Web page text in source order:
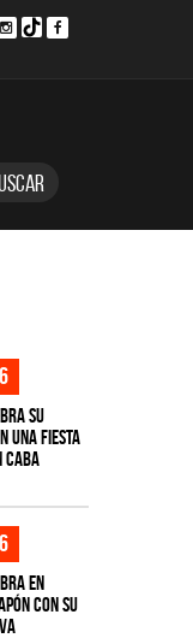
su
una fiesta
en
con su